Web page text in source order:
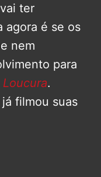
ter
agora é se os
nem
para
.
filmou suas